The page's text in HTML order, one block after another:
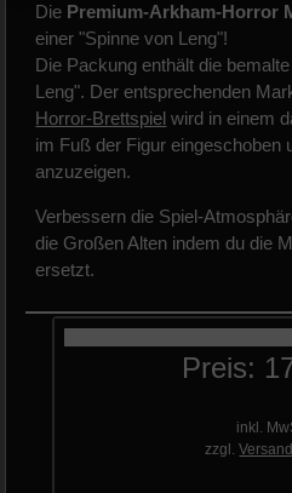
Die Premium-Arkham-Horror
einer "Spinne von Leng"!
Die Packung enthält die
Leng". Der entsprechenden
Horror-Brettspiel wird in einem
im Fuß der Figur eingeschoben
anzuzeigen.
Verbessern die Spiel-
die Großen Alten indem du die
ersetzt.
Preis:
inkl.
zzgl.